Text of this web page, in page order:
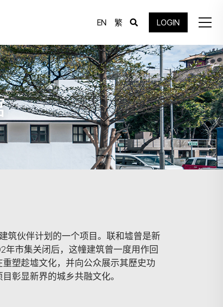
EN 繁 LOGIN
筑伙伴计划的一个项目。联和墟曾是新
市集关闭后，这幢建筑曾一度用作回
塑趁墟文化，并向公众展示其歷史功
彰显新界的城乡共融文化。